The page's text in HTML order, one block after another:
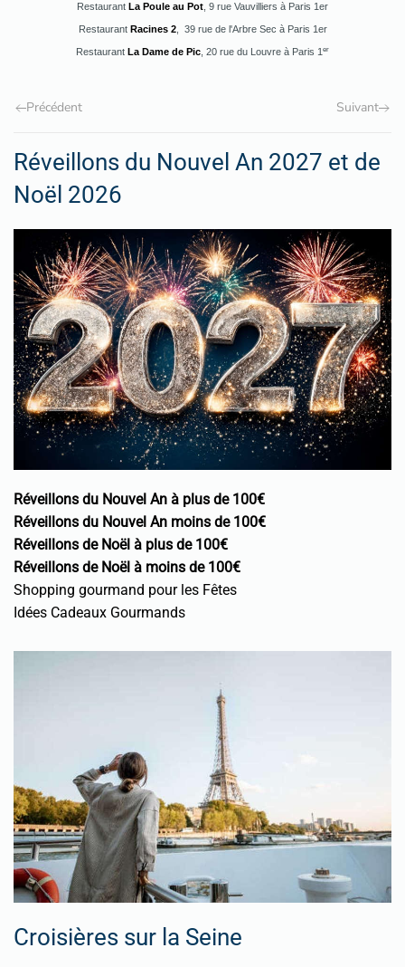
Restaurant La Poule au Pot , 9 rue Vauvilliers à Paris 1er
Restaurant Racines 2, 39 rue de l'Arbre Sec à Paris 1er
Restaurant La Dame de Pic , 20 rue du Louvre à Paris 1 er
Précédent Suivant
Réveillons du Nouvel An 2027 et de
Noël 2026
Réveillons du Nouvel An à plus de 100€
Réveillons du Nouvel An moins de 100€
Réveillons de Noël à plus de 100€
Réveillons de Noël à moins de 100€
Shopping gourmand pour les Fêtes
Idées Cadeaux Gourmands
Croisières sur la Seine